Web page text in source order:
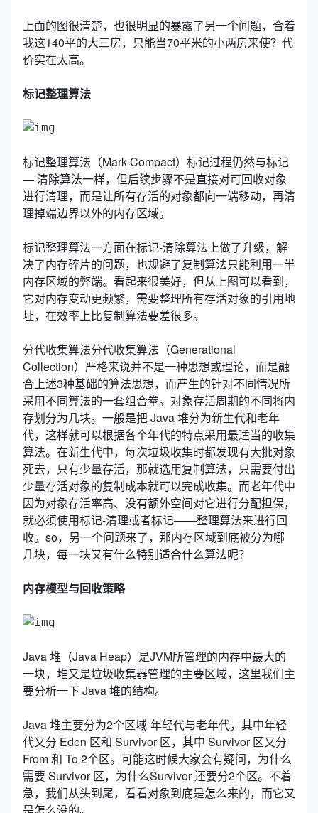
上面的图很清楚，也很明显的暴露了另一个问题，合着
我这140平的大三房，只能当70平米的小两房来使？代
价实在太高。
标记整理算法
标记整理算法（Mark-Compact）标记过程仍然与标记
— 清除算法一样，但后续步骤不是直接对可回收对象
进行清理，而是让所有存活的对象都向一端移动，再清
理掉端边界以外的内存区域。
标记整理算法一方面在标记-清除算法上做了升级，解
决了内存碎片的问题，也规避了复制算法只能利用一半
内存区域的弊端。看起来很美好，但从上图可以看到，
它对内存变动更频繁，需要整理所有存活对象的引用地
址，在效率上比复制算法要差很多。
分代收集算法分代收集算法（Generational
Collection）严格来说并不是一种思想或理论，而是融
合上述3种基础的算法思想，而产生的针对不同情况所
采用不同算法的一套组合拳。对象存活周期的不同将内
存划分为几块。一般是把 Java 堆分为新生代和老年
代，这样就可以根据各个年代的特点采用最适当的收集
算法。在新生代中，每次垃圾收集时都发现有大批对象
死去，只有少量存活，那就选用复制算法，只需要付出
少量存活对象的复制成本就可以完成收集。而老年代中
因为对象存活率高、没有额外空间对它进行分配担保，
就必须使用标记-清理或者标记——整理算法来进行回
收。so，另一个问题来了，那内存区域到底被分为哪
几块，每一块又有什么特别适合什么算法呢？
内存模型与回收策略
Java 堆（Java Heap）是JVM所管理的内存中最大的
一块，堆又是垃圾收集器管理的主要区域，这里我们主
要分析一下 Java 堆的结构。
Java 堆主要分为2个区域-年轻代与老年代，其中年轻
代又分 Eden 区和 Survivor 区，其中 Survivor 区又分
From 和 To 2个区。可能这时候大家会有疑问，为什么
需要 Survivor 区，为什么Survivor 还要分2个区。不着
急，我们从头到尾，看看对象到底是怎么来的，而它又